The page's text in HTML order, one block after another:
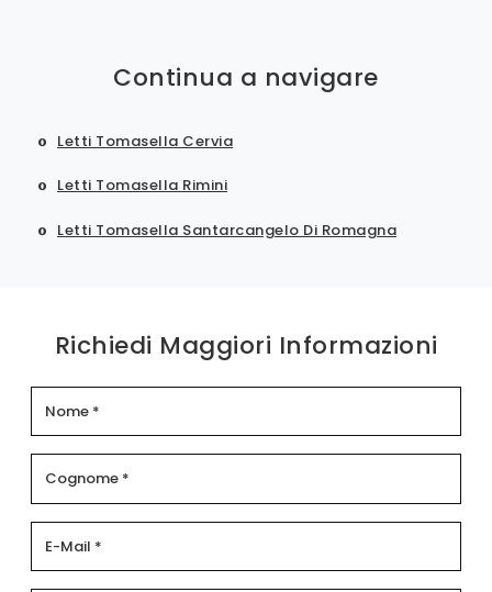
Continua a navigare
Letti Tomasella Cervia
Letti Tomasella Rimini
Letti Tomasella Santarcangelo Di Romagna
Richiedi Maggiori Informazioni